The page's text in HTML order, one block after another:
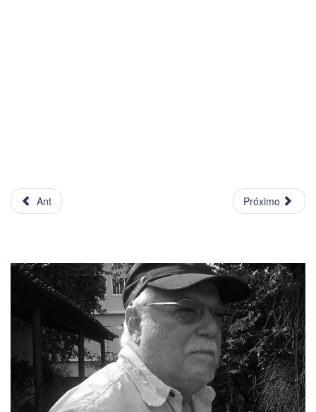
Ant Próximo